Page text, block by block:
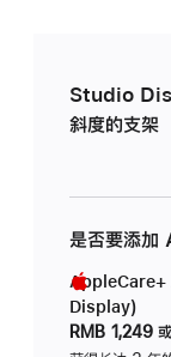
Studio
斜度的支架
是否要添加
AppleCare+
Display)
RMB 1,249 或